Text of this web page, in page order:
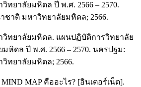
ทยาลัยมหิดล ปี พ.ศ. 2566 – 2570.
ชาติ มหาวิทยาลัยมหิดล; 2566.
ทยาลัยมหิดล. แผนปฏิบัติการวิทยาลัย
หิดล ปี พ.ศ. 2566 – 2570. นครปฐม:
ทยาลัยมหิดล; 2566.
MAP คืออะไร? [อินเตอร์เน็ต].